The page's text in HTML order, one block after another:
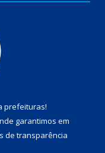
prefeituras!
garantimos em
de transparência